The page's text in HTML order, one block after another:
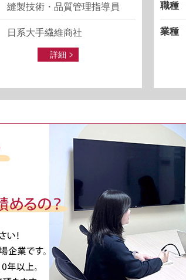
縫製技術・品質管理指導員
日系大手繊維商社
詳細
職種
業種